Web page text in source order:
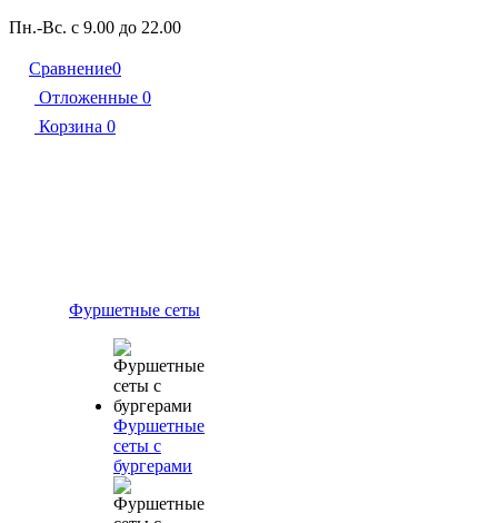
Пн.-Вс. с 9.00 до 22.00
Сравнение0
Отложенные 0
Корзина 0
Фуршетные сеты
Фуршетные
сеты с
бургерами